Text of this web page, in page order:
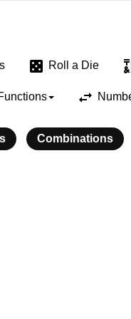
casino Roll a Die
swap_horiz
Combinations